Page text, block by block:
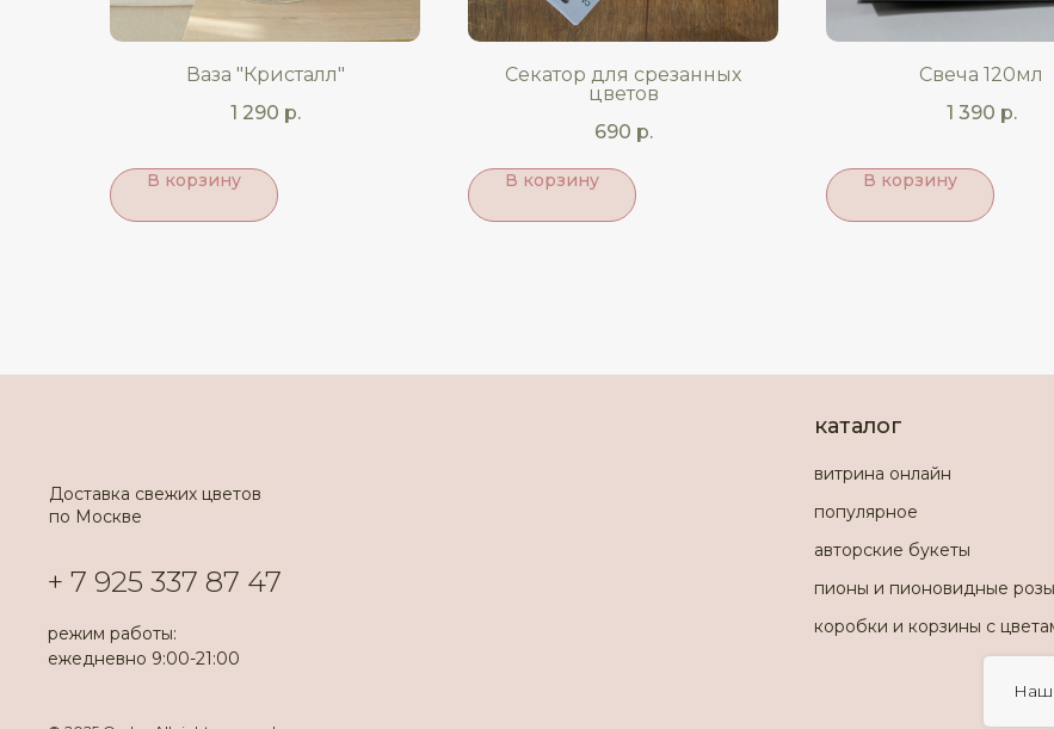
Ваза "Кристалл"
1 290 р.
В корзину
Секатор для срезанных
цветов
690 р.
В корзину
Свеча 120мл
1 390 р.
В корзину
Доставка свежих цветов
по Москве
популярное
авторские букеты
пионы и пионовидные розы
коробки и корзины с
каталог
витрина онлайн
+ 7 925 337 87 47
режим работы:
ежедневно 9:00-21:00
Наш